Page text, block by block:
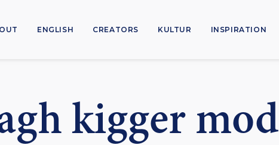
ENGLISH CREATORS KULTUR INSPIRATION
kigger mod